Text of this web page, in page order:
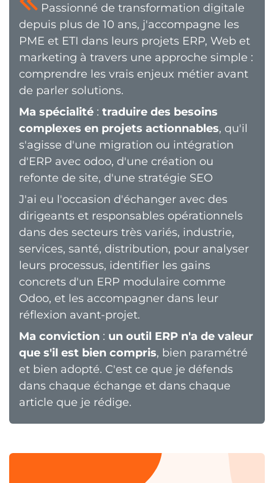
Passionné de transformation digitale
depuis plus de 10 ans, j'accompagne les
PME et ETI dans leurs projets ERP, Web et
marketing à travers une approche simple :
comprendre les vrais enjeux métier avant
de parler solutions.
Ma spécialité : traduire des besoins
complexes en projets actionnables, qu'il
s'agisse d'une migration ou intégration
d'ERP avec odoo, d'une création ou
refonte de site, d'une stratégie SEO
J'ai eu l'occasion d'échanger avec des
dirigeants et responsables opérationnels
dans des secteurs très variés, industrie,
services, santé, distribution, pour analyser
leurs processus, identifier les gains
concrets d'un ERP modulaire comme
Odoo, et les accompagner dans leur
réflexion avant-projet.
Ma conviction : un outil ERP n'a de valeur
que s'il est bien compris, bien paramétré
et bien adopté. C'est ce que je défends
dans chaque échange et dans chaque
article que je rédige.